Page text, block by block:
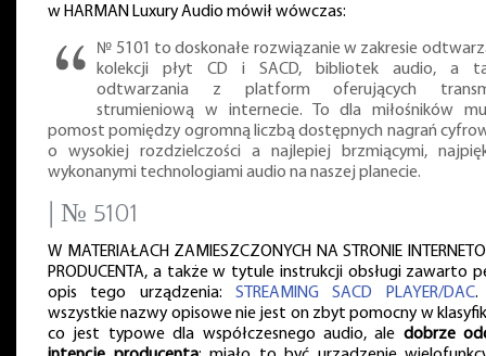
w HARMAN Luxury Audio mówił wówczas:
№ 5101 to doskonałe rozwiązanie w zakresie
kolekcji płyt CD i SACD, bibliotek audio, a
odtwarzania z platform oferujących
strumieniową w internecie. To dla miłośników
pomost pomiędzy ogromną liczbą dostępnych nagrań
o wysokiej rozdzielczości a najlepiej brzmiącymi,
wykonanymi technologiami audio na naszej planecie.
| № 5101
W MATERIAŁACH ZAMIESZCZONYCH NA STRONIE
PRODUCENTA, a także w tytule instrukcji obsługi zawarto
opis tego urządzenia: STREAMING SACD PLAYER/DAC.
wszystkie nazwy opisowe nie jest on zbyt pomocny w
co jest typowe dla współczesnego audio, ale dobrze